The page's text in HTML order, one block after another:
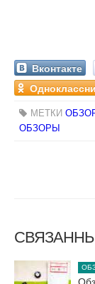
Вконтакте
МЕТКИ
ОБЗОРЫ